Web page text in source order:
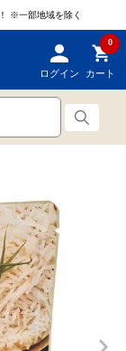
※一部地域を除く
ログイン
0
カート